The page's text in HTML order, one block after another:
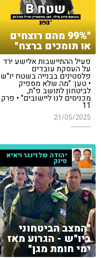
"99% מהם רוצחים
או תומכים ברצח"
פעיל ההתיישבות אלישע ירד
על העסקת עובדים
פלסטינים בבנייה בשטח יו"ש
• טען: "מה שלא מספיק
לביטחון לתושב פ"ת,
מכניסים לנו ליישובים" • פרק
11
21/05/2025
יהודה שלזינגר ויאיא
פינק
"המצב הביטחוני
ביו"ש - הגרוע מאז
ימי חומת מגן"